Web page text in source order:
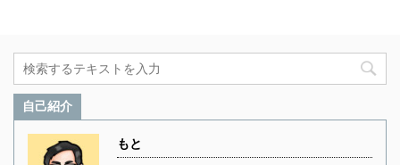
自己紹介
もと